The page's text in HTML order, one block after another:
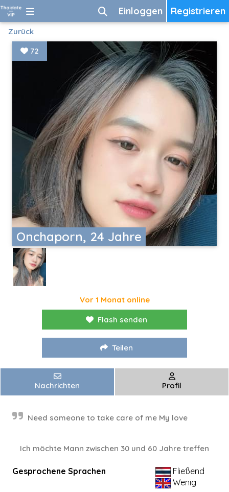
Registrieren
Einloggen
Zurück
Onchaporn, 24 Jahre
72
Vor 1 Monat online
Flash senden
Teilen
Nachrichten Profil
Need someone to take care of me My love
Ich möchte Mann zwischen 30 und 60 Jahre treffen
Gesprochene Sprachen
Fließend
Wenig